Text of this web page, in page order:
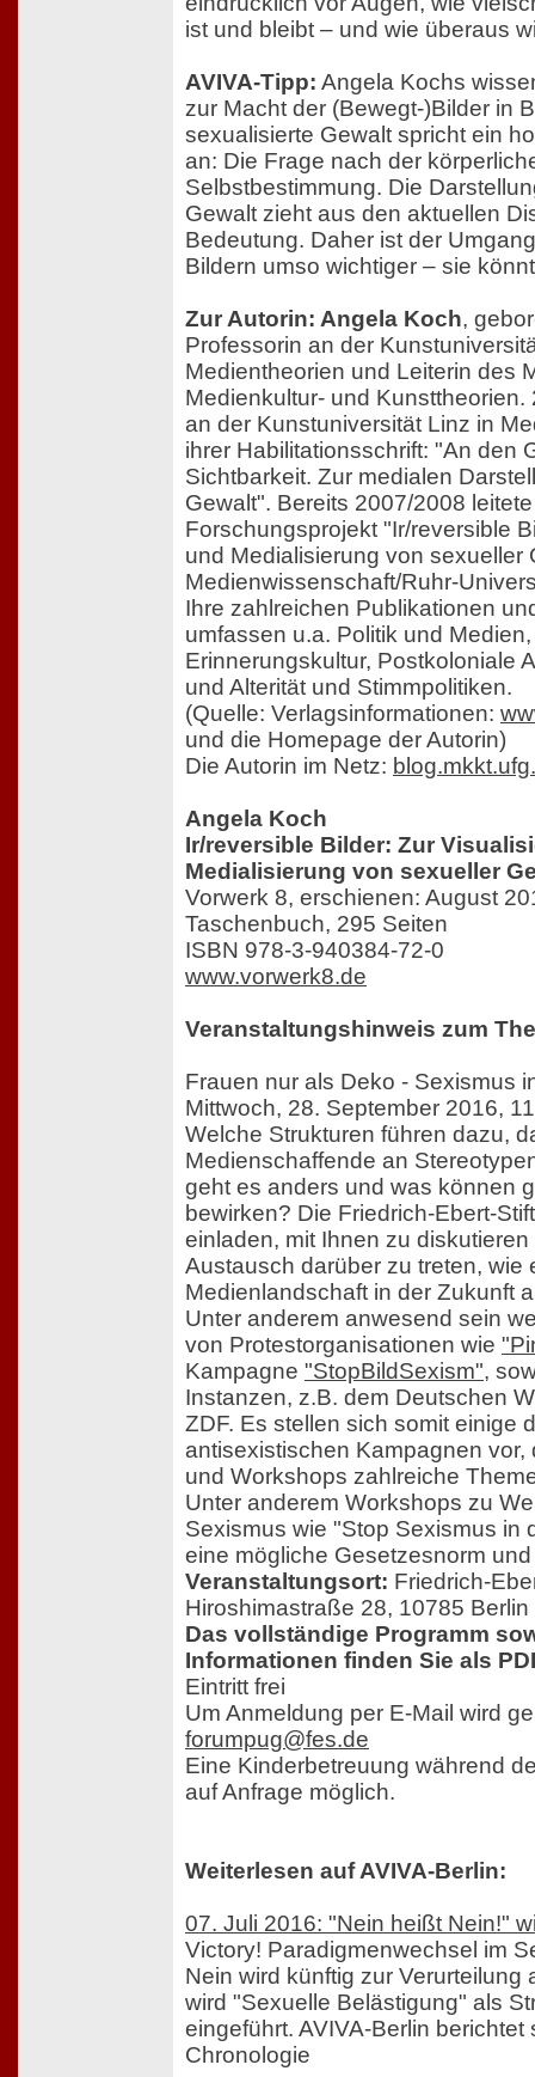
ist und bleibt – und wie überaus
AVIVA-Tipp: Angela Kochs
zur Macht der (Bewegt-)Bilder in
sexualisierte Gewalt spricht ein
an: Die Frage nach der
Selbstbestimmung. Die
Gewalt zieht aus den aktuellen
Bedeutung. Daher ist der
Bildern umso wichtiger – sie
Zur Autorin: Angela Koch,
Professorin an der
Medientheorien und Leiterin des
Medienkultur- und Kunsttheorien.
an der Kunstuniversität Linz in
ihrer Habilitationsschrift: "An den
Sichtbarkeit. Zur medialen
Gewalt". Bereits 2007/2008
Forschungsprojekt "Ir/reversible
und Medialisierung von sexueller
Medienwissenschaft/Ruhr-
Ihre zahlreichen Publikationen
umfassen u.a. Politik und
Erinnerungskultur, Postkoloniale
und Alterität und Stimmpolitiken.
(Quelle: Verlagsinformationen:
und die Homepage der Autorin)
Die Autorin im Netz:
Angela Koch
Ir/reversible Bilder: Zur
Medialisierung von sexueller
Vorwerk 8, erschienen: August
Taschenbuch, 295 Seiten
ISBN 978-3-940384-72-0
www.vorwerk8.de
Veranstaltungshinweis zum
Frauen nur als Deko - Sexismus
Mittwoch, 28. September 2016,
Welche Strukturen führen dazu,
Medienschaffende an
geht es anders und was können
bewirken? Die Friedrich-Ebert-
einladen, mit Ihnen zu
Austausch darüber zu treten, wie
Medienlandschaft in der Zukunft
Unter anderem anwesend sein
von Protestorganisationen wie
Kampagne "StopBildSexism",
Instanzen, z.B. dem Deutschen
ZDF. Es stellen sich somit einige
antisexistischen Kampagnen vor,
und Workshops zahlreiche
Unter anderem Workshops zu
Sexismus wie "Stop Sexismus in
eine mögliche Gesetzesnorm
Veranstaltungsort: Friedrich-
Hiroshimastraße 28, 10785 Berlin
Das vollständige Programm
Informationen finden Sie als
Eintritt frei
Um Anmeldung per E-Mail wird
forumpug@fes.de
Eine Kinderbetreuung während
auf Anfrage möglich.
Weiterlesen auf AVIVA-Berlin:
07. Juli 2016: "Nein heißt Nein!"
Victory! Paradigmenwechsel im
Nein wird künftig zur Verurteilung
wird "Sexuelle Belästigung" als
eingeführt. AVIVA-Berlin berichtet
Chronologie